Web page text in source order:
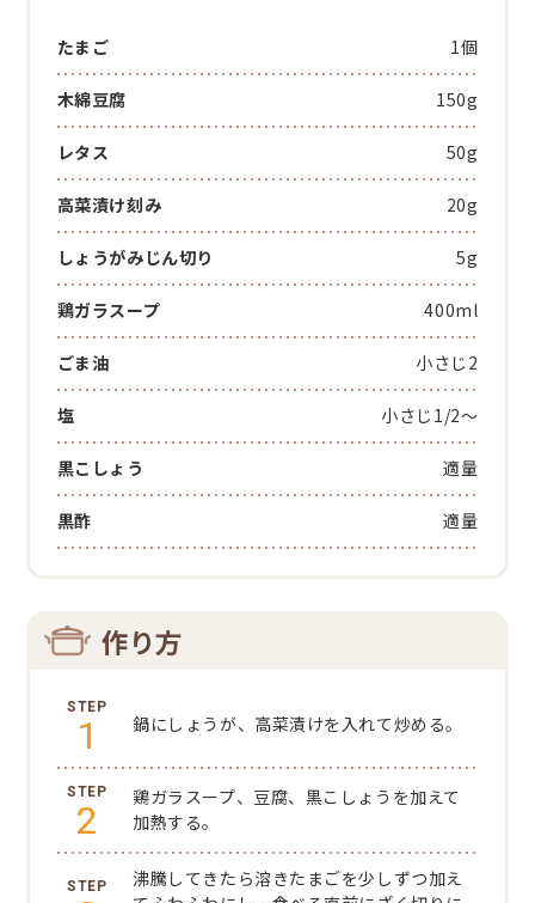
たまご 1個
木綿豆腐 150g
レタス 50g
高菜漬け刻み 20g
しょうがみじん切り 5g
鶏ガラスープ 400ml
ごま油 小さじ2
塩 小さじ1/2～
黒こしょう 適量
黒酢 適量
作り方
1 鍋にしょうが、高菜漬けを入れて炒める。
2
鶏ガラスープ、豆腐、黒こしょうを加えて
加熱する。
沸騰してきたら溶きたまごを少しずつ加え